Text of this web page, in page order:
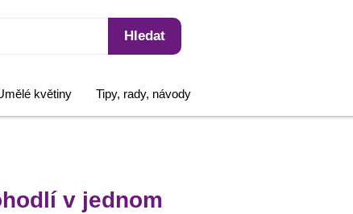
Hledat
květiny Tipy, rady, návody
v jednom